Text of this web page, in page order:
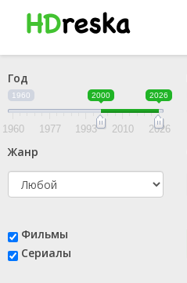
Год
1960 2000 2026
1960 1977 1993 2010 2026
Жанр
Фильмы
Сериалы